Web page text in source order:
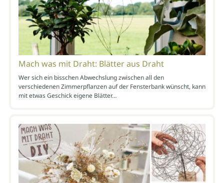
Mach was mit Draht: Blätter aus Draht
Wer sich ein bisschen Abwechslung zwischen all den
verschiedenen Zimmerpflanzen auf der Fensterbank wünscht, kann
mit etwas Geschick eigene Blätter…